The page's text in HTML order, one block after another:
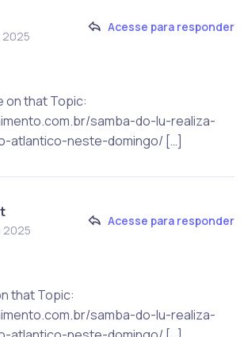
2025
Acesse para responder
on that Topic:
samba-do-lu-realiza-
atlantico-neste-domingo/ […]
2025
Acesse para responder
that Topic:
samba-do-lu-realiza-